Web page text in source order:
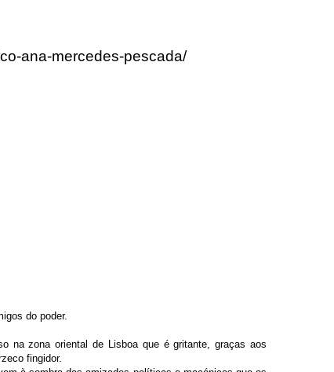
ana-mercedes-pescada/
do poder.
na zona oriental de Lisboa que é gritante, graças aos
fingidor.